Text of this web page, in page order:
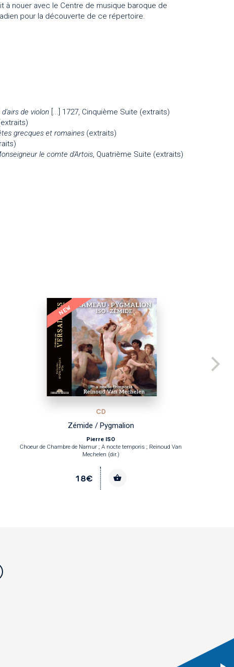
nouer avec le Centre de musique baroque de
pour la découverte de ce répertoire.
de violon [...] 1727, Cinquième Suite (extraits)
grecques et romaines (extraits)
le comte d'Artois, Quatrième Suite (extraits)
NEW
CD
Zémide / Pygmalion
Pierre ISO
Choeur de Chambre de Namur ; A nocte temporis ; Reinoud Van
Mechelen (dir.)
18€